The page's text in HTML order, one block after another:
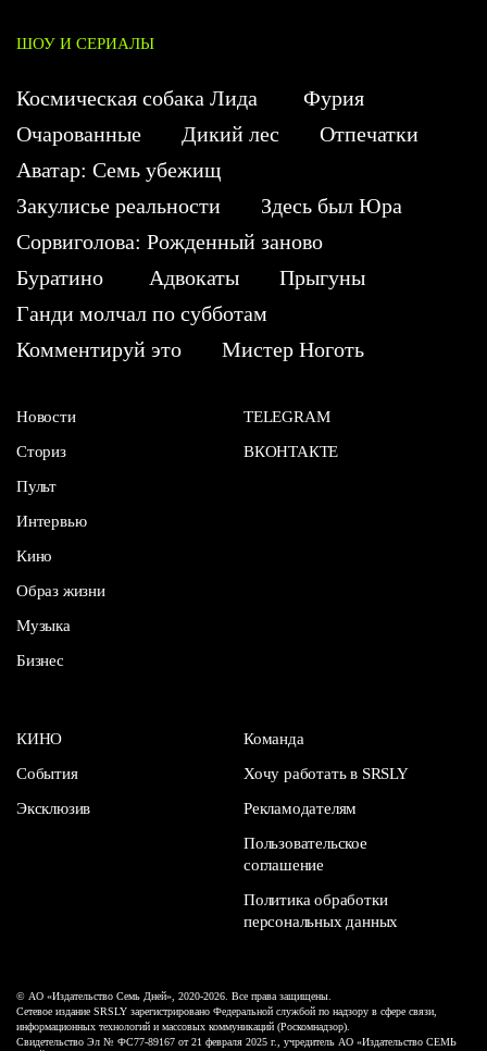
ШОУ И СЕРИАЛЫ
Космическая собака Лида
Фурия
Очарованные
Дикий лес
Отпечатки
Аватар: Семь убежищ
Закулисье реальности
Здесь был Юра
Сорвиголова: Рожденный заново
Буратино
Адвокаты
Прыгуны
Ганди молчал по субботам
Комментируй это
Мистер Ноготь
Новости
Сториз
Пульт
Интервью
Кино
Образ жизни
Музыка
Бизнес
TELEGRAM
ВКОНТАКТЕ
КИНО
События
Эксклюзив
Команда
Хочу работать в SRSLY
Рекламодателям
Пользовательское
соглашение
Политика обработки
персональных данных
© АО «Издательство Семь Дней», 2020-2026. Все права защищены.
Сетевое издание SRSLY зарегистрировано Федеральной службой по надзору в сфере связи,
информационных технологий и массовых коммуникаций (Роскомнадзор).
Свидетельство Эл № ФС77-89167 от 21 февраля 2025 г., учредитель АО «Издательство СЕМЬ